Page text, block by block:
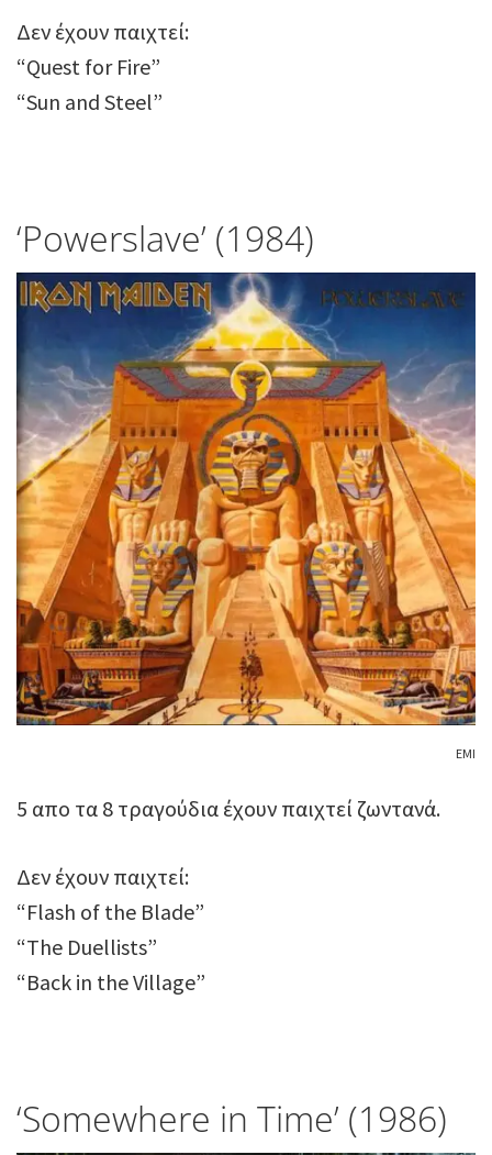
Δεν έχουν παιχτεί:
“Quest for Fire”
“Sun and Steel”
‘Powerslave’ (1984)
EMI
5 απο τα 8 τραγούδια έχουν παιχτεί ζωντανά.
Δεν έχουν παιχτεί:
“Flash of the Blade”
“The Duellists”
“Back in the Village”
‘Somewhere in Time’ (1986)